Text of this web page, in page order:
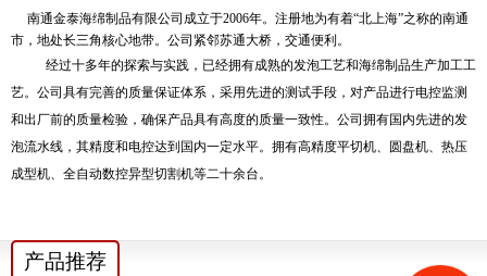
南通金泰海绵制品有限公司成立于2006年。注册地为有着“北上海”之称的南通
市，地处长三角核心地带。公司紧邻苏通大桥，交通便利。
经过十多年的探索与实践，已经拥有成熟的发泡工艺和海绵制品生产加工工
艺。公司具有完善的质量保证体系，采用先进的测试手段，对产品进行电控监测
和出厂前的质量检验，确保产品具有高度的质量一致性。公司拥有国内先进的发
泡流水线，其精度和电控达到国内一定水平。拥有高精度平切机、圆盘机、热压
成型机、全自动数控异型切割机等二十余台。
产品推荐